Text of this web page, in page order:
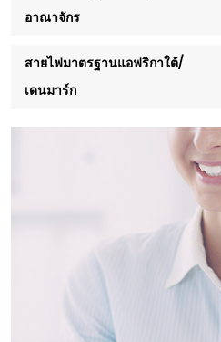
อาณาจักร
สายไฟมาตรฐานแอฟริกาใต้/
เดนมาร์ก